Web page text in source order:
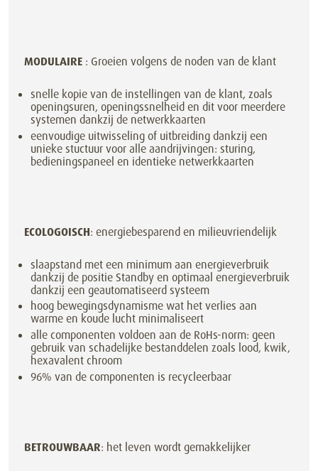
MODULAIRE : Groeien volgens de noden van de klant
snelle kopie van de instellingen van de klant, zoals
openingsuren, openingssnelheid en dit voor meerdere
systemen dankzij de netwerkkaarten
eenvoudige uitwisseling of uitbreiding dankzij een
unieke stuctuur voor alle aandrijvingen: sturing,
bedieningspaneel en identieke netwerkkaarten
ECOLOGOISCH: energiebesparend en milieuvriendelijk
slaapstand met een minimum aan energieverbruik
dankzij de positie Standby en optimaal energieverbruik
dankzij een geautomatiseerd systeem
hoog bewegingsdynamisme wat het verlies aan
warme en koude lucht minimaliseert
alle componenten voldoen aan de RoHs-norm: geen
gebruik van schadelijke bestanddelen zoals lood, kwik,
hexavalent chroom
96% van de componenten is recycleerbaar
BETROUWBAAR: het leven wordt gemakkelijker